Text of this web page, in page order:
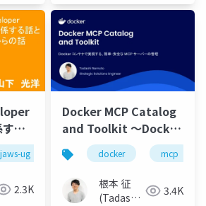
る
ら
jaws-ug
2.3K
Docker MCP Catalog
and Toolkit 〜Docker
コンテナで実現する、
簡単・安全な MCP サー
バーの管理〜
docker mcp
根本 征
(Tadashi
3.4K